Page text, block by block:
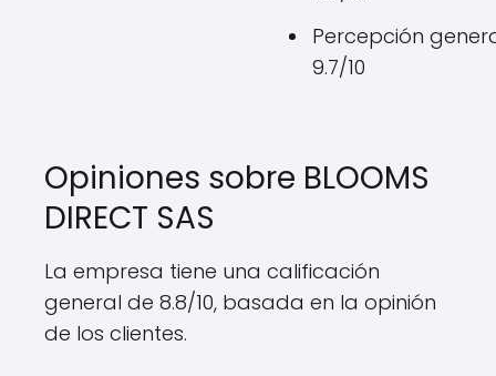
Percepción
9.7/10
Opiniones sobre BLOOMS
DIRECT SAS
La empresa tiene una calificación
general de 8.8/10, basada en la opinión
de los clientes.